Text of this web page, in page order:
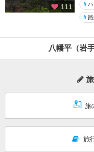
111 #
#
八幡平（岩
旅
旅